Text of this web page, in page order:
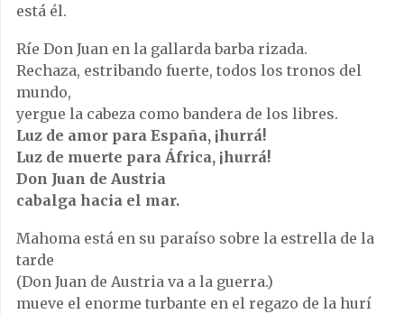
está él.
Ríe Don Juan en la gallarda barba rizada.
Rechaza, estribando fuerte, todos los tronos del
mundo,
yergue la cabeza como bandera de los libres.
Luz de amor para España, ¡hurrá!
Luz de muerte para África, ¡hurrá!
Don Juan de Austria
cabalga hacia el mar.
Mahoma está en su paraíso sobre la estrella de la
tarde
(Don Juan de Austria va a la guerra.)
mueve el enorme turbante en el regazo de la hurí